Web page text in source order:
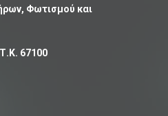
Φωτισμού και
67100